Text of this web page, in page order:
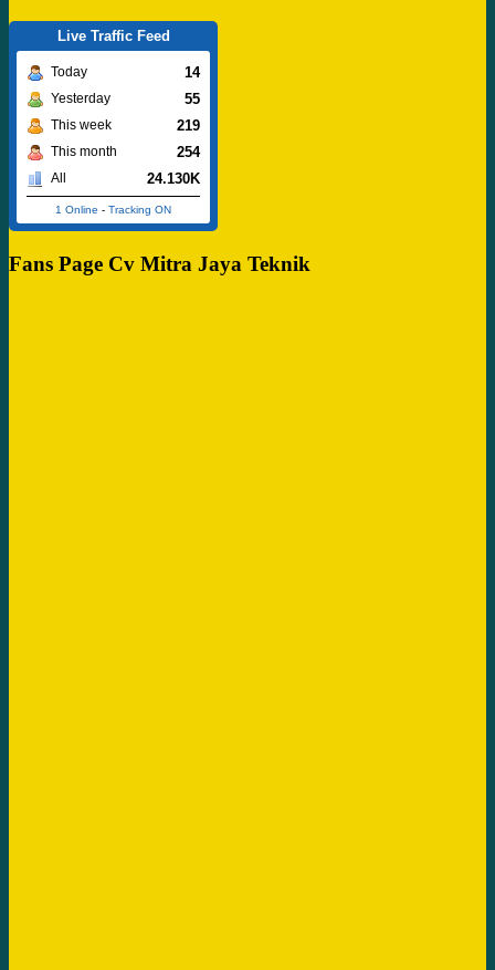
Live Traffic Feed
Today 14
Yesterday 55
This week 219
This month 254
All 24.130K
1 Online - Tracking ON
Fans Page Cv Mitra Jaya Teknik